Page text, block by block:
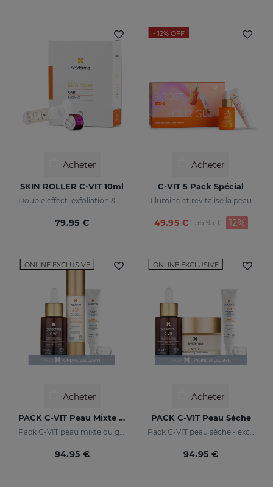
Acheter
SKIN ROLLER C-VIT 10ml
79.95 €
- 12% OFF
Acheter
C-VIT 5 Pack Spécial
Illumine et revitalise la peau
Price reduced
56.95 €
to 12%
49.95 €
ONLINE EXCLUSIVE
Acheter
PACK C-VIT Peau Mixte Ou Grasse
Pack C-VIT peau mixte ou grasse - exclusif en ligne
94.95 €
ONLINE EXCLUSIVE
Acheter
PACK C-VIT Peau Sèche
Pack C-VIT peau sèche - exclusif en ligne
94.95 €